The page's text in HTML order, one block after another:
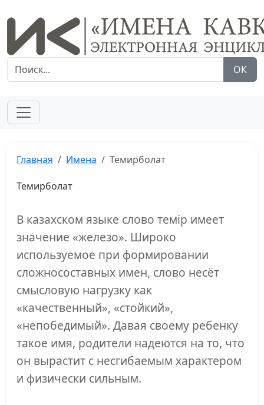
ОК
Главная Имена Темирболат
Темирболат
В казахском языке слово темiр имеет
значение «железо». Широко
используемое при формировании
сложносоставных имен, слово несёт
смысловую нагрузку как
«качественный», «стойкий»,
«непобедимый». Давая своему ребенку
такое имя, родители надеются на то, что
он вырастит с несгибаемым характером
и физически сильным.